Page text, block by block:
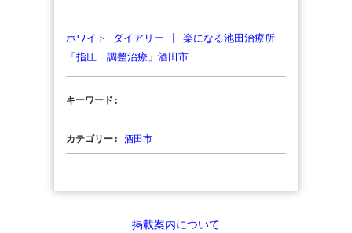
ホワイト ダイアリー | 楽になる池田治療所
「指圧 調整治療」酒田市
キーワード:
カテゴリー: 酒田市
掲載案内について